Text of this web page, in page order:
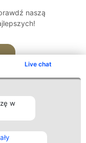
Live chat
w
naszą
Kontakt
Kontakt